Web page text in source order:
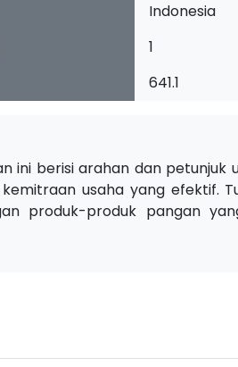
Indonesia
1
641.1
ini berisi arahan dan
usaha yang efektif.
produk-produk pangan